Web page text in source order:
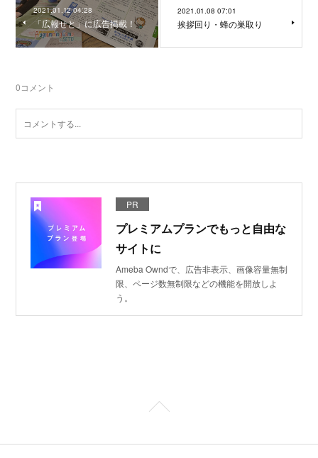
2021.01.12 04:28
「広報せと」に広告掲載！
2021.01.08 07:01
挨拶回り・蜂の巣取り
0コメント
PR
プレミアムプランでもっと自由な
サイトに
Ameba Owndで、広告非表示、画像容量無制
限、ページ数無制限などの機能を開放しよ
う。